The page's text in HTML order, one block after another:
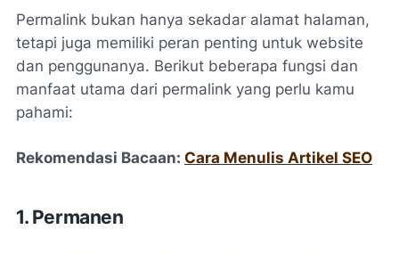
Permalink bukan hanya sekadar alamat halaman,
tetapi juga memiliki peran penting untuk website
dan penggunanya. Berikut beberapa fungsi dan
manfaat utama dari permalink yang perlu kamu
pahami:
Rekomendasi Bacaan: Cara Menulis Artikel SEO
1. Permanen